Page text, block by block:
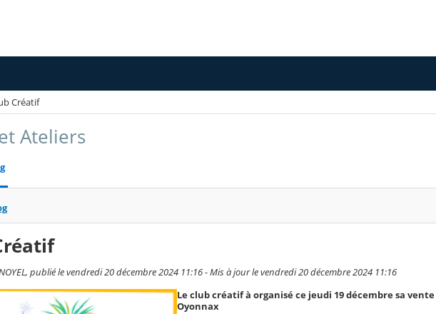
Créatif
Ateliers
publié le vendredi 20 décembre 2024 11:16 - Mis à jour le vendredi 20 décembre 2024 11:16
Le club créatif à organisé ce jeudi 19 décembre sa
Oyonnax